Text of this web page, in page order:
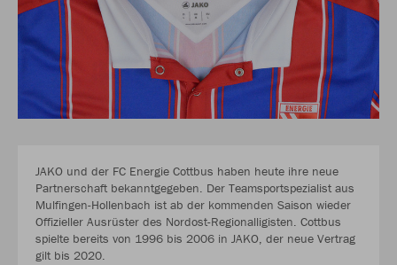
JAKO und der FC Energie Cottbus haben heute ihre neue
Partnerschaft bekanntgegeben. Der Teamsportspezialist aus
Mulfingen-Hollenbach ist ab der kommenden Saison wieder
Offizieller Ausrüster des Nordost-Regionalligisten. Cottbus
spielte bereits von 1996 bis 2006 in JAKO, der neue Vertrag
gilt bis 2020.